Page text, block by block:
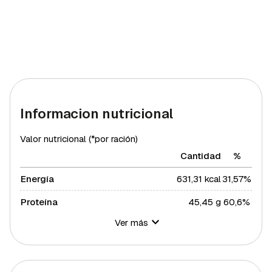
Informacion nutricional
Valor nutricional (*por ración)
Cantidad
%
Energía
631,31 kcal31,57%
Proteína
45,45 g 60,6%
Azúcares
13,96 g27,92%
Ver más